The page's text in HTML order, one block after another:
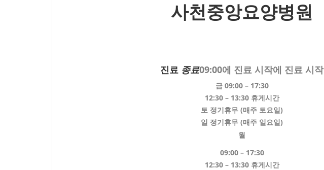
사천중앙요양병원
진료 종료09:00에 진료 시작에 진료 시작
금 09:00 – 17:30
12:30 – 13:30 휴게시간
토 정기휴무 (매주 토요일)
일 정기휴무 (매주 일요일)
월
09:00 – 17:30
12:30 – 13:30 휴게시간